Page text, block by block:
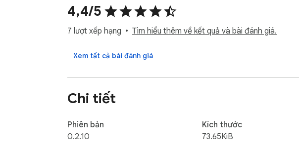
4,4/5
7 lượt xếp hạng Tìm hiểu thêm về kết quả và bài đánh giá.
Xem tất cả bài đánh giá
Chi tiết
Phiên bản
0.2.10
Kích thước
73.65KiB